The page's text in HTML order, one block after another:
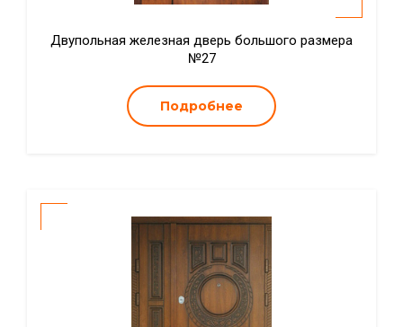
Двупольная железная дверь большого размера
№27
Подробнее